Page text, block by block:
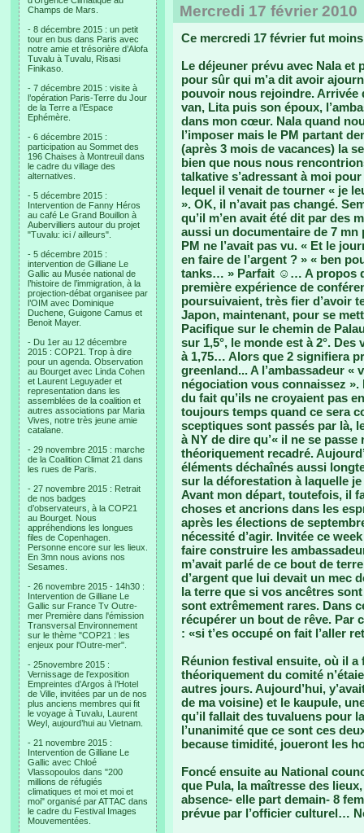
Champs de Mars.
- 8 décembre 2015 : un petit
tour en bus dans Paris avec
notre amie et trésorière d’Alofa
Tuvalu à Tuvalu, Risasi
Finikaso.
- 7 décembre 2015 : visite à
l’opération Paris-Terre du Jour
de la Terre a l’Espace
Ephémère.
- 6 décembre 2015 :
participation au Sommet des
196 Chaises à Montreuil dans
le cadre du village des
alternatives.
- 5 décembre 2015 :
Intervention de Fanny Héros
au café Le Grand Bouillon à
Aubervilliers autour du projet
"Tuvalu: ici / ailleurs".
- 5 décembre 2015 :
intervention de Gilliane Le
Gallic au Musée national de
l’histoire de l’immigration, à la
projection-débat organisee par
l’OIM avec Dominique
Duchene, Guigone Camus et
Benoit Mayer.
- Du 1er au 12 décembre
2015 : COP21. Trop à dire
pour un agenda. Observation
au Bourget avec Linda Cohen
et Laurent Leguyader et
representation dans les
assemblées de la coalition et
autres associations par Maria
Vives, notre très jeune amie
catalane.
- 29 novembre 2015 : marche
de la Coalition Climat 21 dans
les rues de Paris.
- 27 novembre 2015 : Retrait
de nos badges
d’observateurs, à la COP21
au Bourget. Nous
appréhendions les longues
files de Copenhagen.
Personne encore sur les lieux.
En 3mn nous avions nos
Sesames.
- 26 novembre 2015 - 14h30 :
Intervention de Gilliane Le
Gallic sur France Tv Outre-
mer Première dans l'émission
Transversal Environnement
sur le thème "COP21 : les
enjeux pour l'Outre-mer".
- 25novembre 2015 :
Vernissage de l’exposition
Empreintes d’Argos à l’Hotel
de Ville, invitées par un de nos
plus anciens membres qui fit
le voyage à Tuvalu, Laurent
Weyl, aujourd’hui au Vietnam.
- 21 novembre 2015 :
Intervention de Gilliane Le
Gallic avec Chloé
Vlassopoulos dans "200
millions de réfugiés
climatiques et moi et moi et
moi" organisé par ATTAC dans
le cadre du Festival Images
Mouvementées.
Mercredi 17 février 2010
Ce mercredi 17 février fut
Le déjeuner prévu avec Nala et
pour sûr qui m’a dit avoir
pouvoir nous rejoindre. Arrivée
van, Lita puis son époux,
dans mon cœur. Nala quand
l’imposer mais le PM partant
(après 3 mois de vacances) la
bien que nous nous
talkative s’adressant à moi
lequel il venait de tourner « je
». OK, il n’avait pas changé.
qu’il m’en avait été dit par des
aussi un documentaire de 7
PM ne l’avait pas vu. « Et le
en faire de l’argent ? » « ben
tanks… » Parfait ☺… A propos
première expérience de
poursuivaient, très fier d’avoir
Japon, maintenant, pour se
Pacifique sur le chemin de
sur 1,5°, le monde est à 2°.
à 1,75… Alors que 2 signifiera
greenland... A l’ambassadeur
négociation vous connaissez
du fait qu’ils ne croyaient pas
toujours temps quand ce sera
sceptiques sont passés par là,
à NY de dire qu’« il ne se
théoriquement recadré.
éléments déchaînés aussi
sur la déforestation à laquelle
Avant mon départ, toutefois, il
choses et ancrions dans les
après les élections de
nécessité d’agir. Invitée ce
faire construire les
m’avait parlé de ce bout de
d’argent que lui devait un mec
la terre que si vos ancêtres
sont extrêmement rares. Dans
récupérer un bout de rêve. Par
: «si t’es occupé on fait l’aller
Réunion festival ensuite, où il
théoriquement du comité
autres jours. Aujourd’hui,
de ma voisine) et le kaupule,
qu’il fallait des tuvaluens pour
l’unanimité que ce sont ces
because timidité, joueront les
Foncé ensuite au National
que Pula, la maîtresse des
absence- elle part demain- 8
prévue par l’officier culturel…